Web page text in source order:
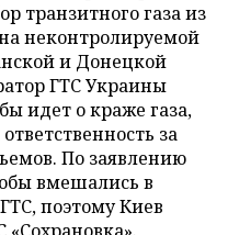
транзитного газа из
неконтролируемой
и Донецкой
ГТС Украины
идет о краже газа,
за
По заявлению
вмешались в
поэтому Киев